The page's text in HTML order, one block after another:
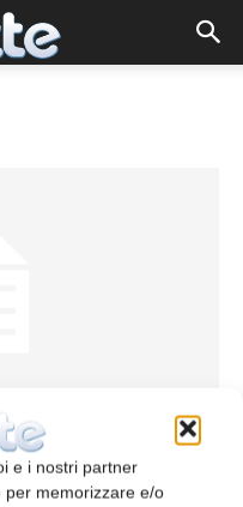
e i nostri partner
per memorizzare e/o